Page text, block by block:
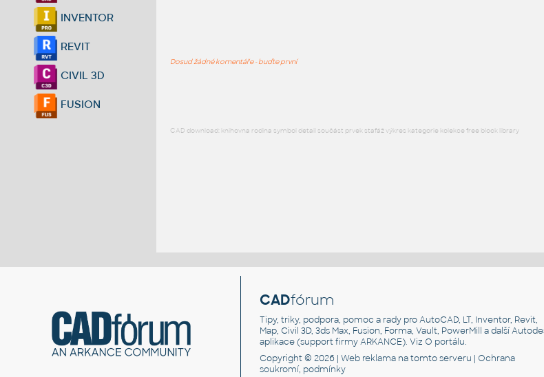
INVENTOR
REVIT
CIVIL 3D
FUSION
Dosud žádné komentáře - buďte první
CAD download: knihovna rodina symbol detail součást prvek stafáž výkres kategorie kolekce free block library
CADfórum
Tipy, triky, podpora, pomoc a rady pro AutoCAD, LT, Inventor, Revit,
Map, Civil 3D, 3ds Max, Fusion, Forma, Vault, PowerMill a další
aplikace (support firmy ARKANCE). VizO portálu.
Copyright © 2026 |Web reklama na tomto serveru |Ochrana
soukromí, podmínky